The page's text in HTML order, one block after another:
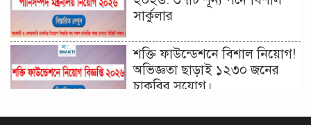
সার্কুলার
শক্তি ফাউন্ডেশনে বিশাল নিয়োগ!
অভিজ্ঞতা ছাড়াই ১২৩০ জনের
চাকরির সুযোগ।